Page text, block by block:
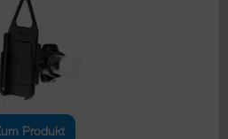
Produkt